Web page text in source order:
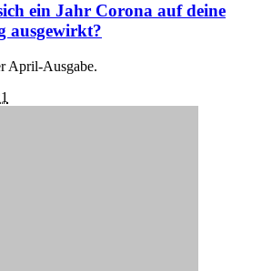
ein Jahr Corona auf deine
ausgewirkt?
April-Ausgabe.